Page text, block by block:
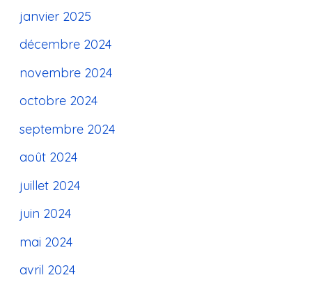
janvier 2025
décembre 2024
novembre 2024
octobre 2024
septembre 2024
août 2024
juillet 2024
juin 2024
mai 2024
avril 2024